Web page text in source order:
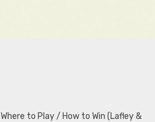
Where to Play / How to Win (Lafley &